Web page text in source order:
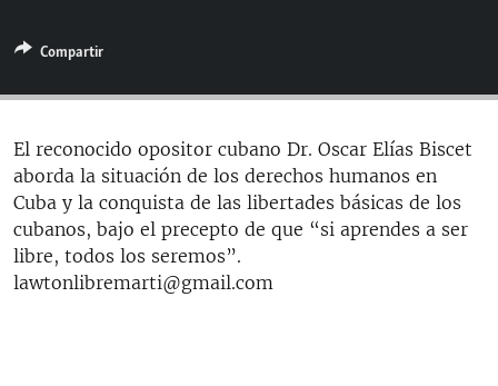
ESPECIALES
ESPECIALES
LA REALIDAD DE LA VIVIENDA EN CUBA
SER VIEJO EN CUBA
KENTU-CUBANO
LOS SANTOS DE HIALEAH
DESINFORMACIÓN RUSA EN AMÉRICA LATINA
MULTIMEDIA
EDITORIALES
SÍGUENOS
Compartir
El reconocido opositor cubano Dr. Oscar Elías Biscet
aborda la situación de los derechos humanos en
Cuba y la conquista de las libertades básicas de los
cubanos, bajo el precepto de que “si aprendes a ser
libre, todos los seremos”.
lawtonlibremarti@gmail.com